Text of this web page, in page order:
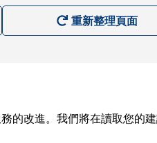
重新整理頁面
的改進。我們將在讀取您的